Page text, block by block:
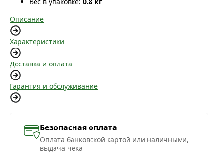
Описание
Характеристики
Доставка и оплата
Гарантия и обслуживание
Безопасная оплата
Оплата банковской картой или наличными,
выдача чека